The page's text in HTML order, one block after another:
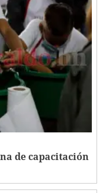
de capacitación